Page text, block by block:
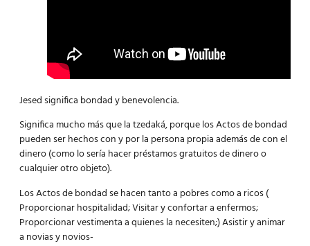
Jesed significa bondad y benevolencia.
Significa mucho más que la tzedaká, porque los Actos de bondad
pueden ser hechos con y por la persona propia además de con el
dinero (como lo sería hacer préstamos gratuitos de dinero o
cualquier otro objeto).
Los Actos de bondad se hacen tanto a pobres como a ricos (
Proporcionar hospitalidad; Visitar y confortar a enfermos;
Proporcionar vestimenta a quienes la necesiten;) Asistir y animar
a novias y novios-